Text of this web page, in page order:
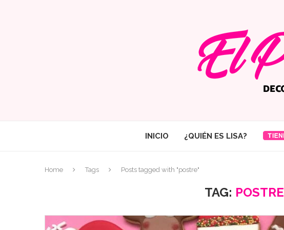
INICIO ¿QUIÉN ES LISA?
Home Tags Posts tagged with "postre"
TAG: POSTRE